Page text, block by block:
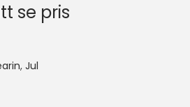
se pris
, Jul